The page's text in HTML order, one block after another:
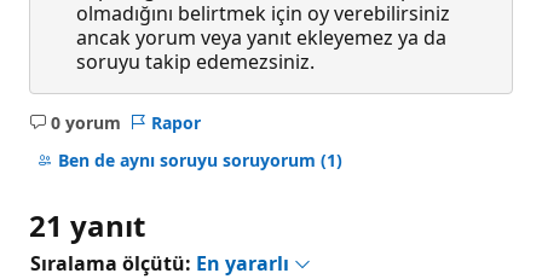
olmadığını belirtmek için oy verebilirsiniz
ancak yorum veya yanıt ekleyemez ya da
soruyu takip edemezsiniz.
0 yorum
Açıklama
yok
Rapor
Ben de aynı soruyu soruyorum (1)
21 yanıt
Sıralama ölçütü: En yararlı